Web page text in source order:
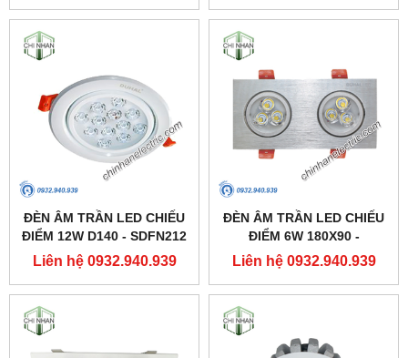
ĐÈN ÂM TRẦN LED CHIẾU
ĐIỂM 12W D140 - SDFN212
- DUHAL
Liên hệ 0932.940.939
ĐÈN ÂM TRẦN LED CHIẾU
ĐIỂM 6W 180X90 -
SDFC202 - DUHAL
Liên hệ 0932.940.939